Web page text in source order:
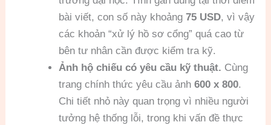
bài viết, con số này khoảng75 USD, vì vậy
các khoản “xử lý hồ sơ cổng” quá cao từ
bên tư nhân cần được kiểm tra kỹ.
Ảnh hộ chiếu có yêu cầu kỹ thuật. Cùng
trang chính thức yêu cầu ảnh600 x 800.
Chi tiết nhỏ này quan trọng vì nhiều người
tưởng hệ thống lỗi, trong khi vấn đề thực